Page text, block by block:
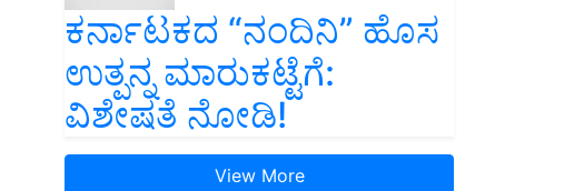
ಕರ್ನಾಟಕದ “ನಂದಿನಿ” ಹೊಸ
ಉತ್ಪನ್ನ ಮಾರುಕಟ್ಟೆಗೆ:
ವಿಶೇಷತೆ ನೋಡಿ!
View More